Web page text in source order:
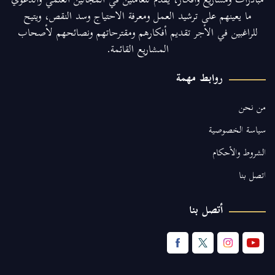
ما يعينهم على ترشيد العمل ومعرفة الاحتياج وسد النقص، ويتيح
للراغبين في الأجر تقديم أفكارهم ومقترحاتهم ونصائحهم لأصحاب
المشاريع القائمة.
روابط مهمة
من نحن
سياسة الخصوصية
الشروط والأحكام
اتصل بنا
أتصل بنا